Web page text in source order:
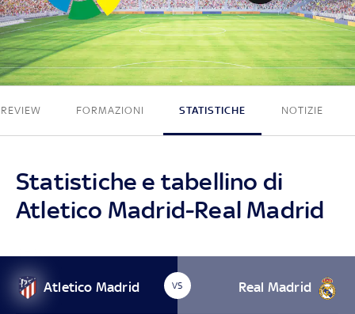
1 - 0
FORMAZIONI STATISTICHE NOTIZIE
Statistiche e tabellino di
Atletico Madrid-Real Madrid
Atletico Madrid VS Real Madrid